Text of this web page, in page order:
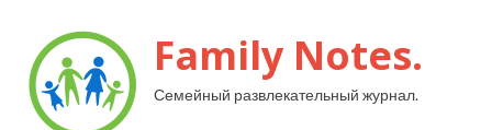
Family Notes.
Семейный развлекательный журнал.